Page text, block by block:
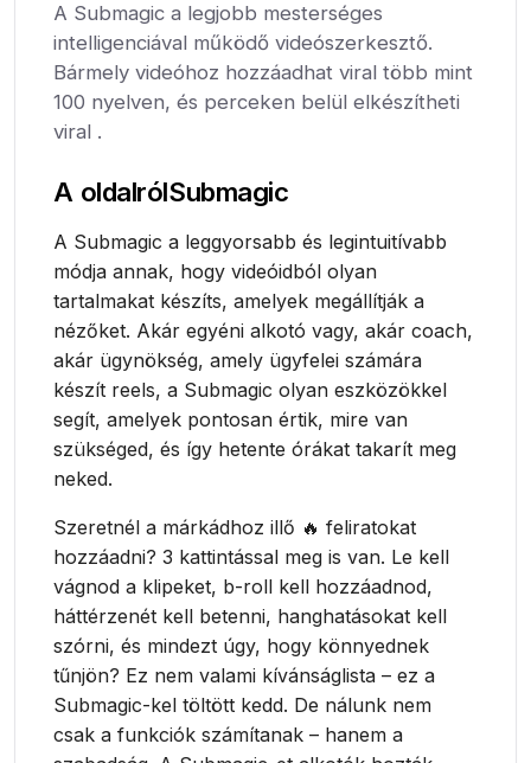
A Submagic a legjobb mesterséges
intelligenciával működő videószerkesztő.
Bármely videóhoz hozzáadhat viral több mint
100 nyelven, és perceken belül elkészítheti
viral .
A oldalrólSubmagic
A Submagic a leggyorsabb és legintuitívabb
módja annak, hogy videóidból olyan
tartalmakat készíts, amelyek megállítják a
nézőket. Akár egyéni alkotó vagy, akár coach,
akár ügynökség, amely ügyfelei számára
készít reels, a Submagic olyan eszközökkel
segít, amelyek pontosan értik, mire van
szükséged, és így hetente órákat takarít meg
neked.
Szeretnél a márkádhoz illő 🔥 feliratokat
hozzáadni? 3 kattintással meg is van. Le kell
vágnod a klipeket, b-roll kell hozzáadnod,
háttérzenét kell betenni, hanghatásokat kell
szórni, és mindezt úgy, hogy könnyednek
tűnjön? Ez nem valami kívánságlista – ez a
Submagic-kel töltött kedd. De nálunk nem
csak a funkciók számítanak – hanem a